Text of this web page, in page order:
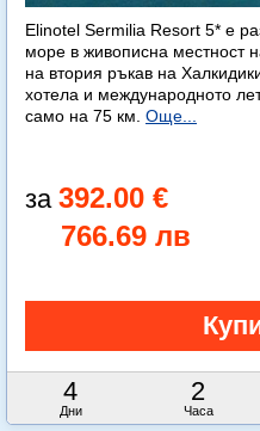
Elinotel Sermilia Resort 5* е
море в живописна местност
на втория ръкав на
хотела и международното
само на 75 км. Още...
392.00 €
766.69 лв
4
Дни
2
Часа